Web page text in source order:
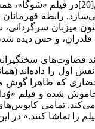
کایرات، یاسلان، و امیر در
رابطه
میزبان
قضاوت‌های
خواب می‌بیند در فیلمی
حضاری که ظاهرا
تمامی
را تماشا